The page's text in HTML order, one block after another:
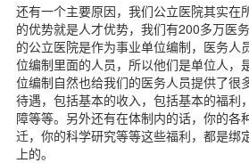
还有一个主要原因，我们公立医院其实在
的优势就是人才优势，我们有200多万医
的公立医院是作为事业单位编制，医务人
位编制里面的人员，所以他们是单位人，
位编制自然也给我们的医务人员提供了很
待遇，包括基本的收入，包括基本的福利
障等等。另外还有在体制内的话，你的各
迁，你的科学研究等等这些福利，都是绑
上的。